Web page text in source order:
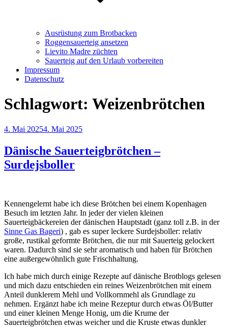
Ausrüstung zum Brotbacken
Roggensauerteig ansetzen
Lievito Madre züchten
Sauerteig auf den Urlaub vorbereiten
Impressum
Datenschutz
Schlagwort: Weizenbrötchen
Veröffentlicht
4. Mai 20254. Mai 2025
Dänische Sauerteigbrötchen –
Surdejsboller
Kennengelernt habe ich diese Brötchen bei einem Kopenhagen
Besuch im letzten Jahr. In jeder der vielen kleinen
Sauerteigbäckereien der dänischen Hauptstadt (ganz toll z.B. in der
Sinne Gas Bageri) , gab es super leckere Surdejsboller: relativ
große, rustikal geformte Brötchen, die nur mit Sauerteig gelockert
waren. Dadurch sind sie sehr aromatisch und haben für Brötchen
eine außergewöhnlich gute Frischhaltung.
Ich habe mich durch einige Rezepte auf dänische Brotblogs gelesen
und mich dazu entschieden ein reines Weizenbrötchen mit einem
Anteil dunklerem Mehl und Vollkornmehl als Grundlage zu
nehmen. Ergänzt habe ich meine Rezeptur durch etwas Öl/Butter
und einer kleinen Menge Honig, um die Krume der
Sauerteigbrötchen etwas weicher und die Kruste etwas dunkler